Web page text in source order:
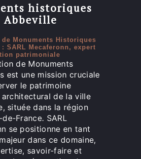
historiques
Abbeville
de Monuments Historiques
SARL Mecaferonn, expert
patrimoniale
de Monuments
est une mission cruciale
le patrimoine
de la ville
située dans la région
France. SARL
se positionne en tant
dans ce domaine,
savoir-faire et